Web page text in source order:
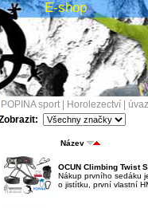
E-shop
POPINA sport| Horolezectví
Název
OCUN Climbing Twist
Nákup prvního sedáku
o jistítku, první vlastní